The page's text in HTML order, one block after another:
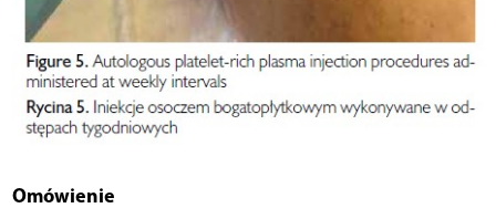
Omówienie